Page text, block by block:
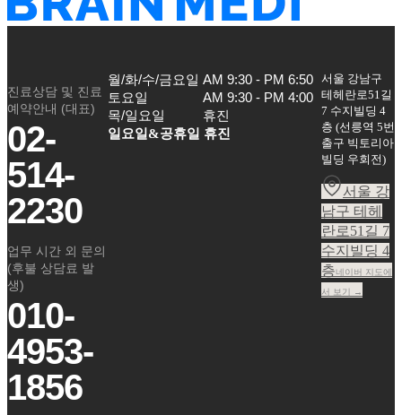
진료상담 및 진료
예약안내 (대표)
02-
514-
2230
업무 시간 외 문의
(후불 상담료 발
생)
010-
4953-
1856
월/화/수/금요일
토요일
목/일요일
AM 9:30 - PM 6:50
AM 9:30 - PM 4:00
휴진
일요일&공휴일 휴진
서울 강남구
테헤란로51길
7 수지빌딩 4
층 (선릉역 5번
출구 빅토리아
빌딩 우회전)
서울 강
남구 테헤
란로51길 7
수지빌딩 4
층네이버 지도에
서 보기 →